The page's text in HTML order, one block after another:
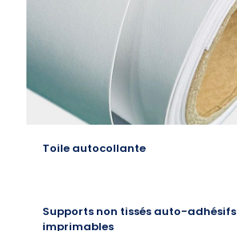
Toile autocollante
Supports non tissés auto-adhésifs
imprimables